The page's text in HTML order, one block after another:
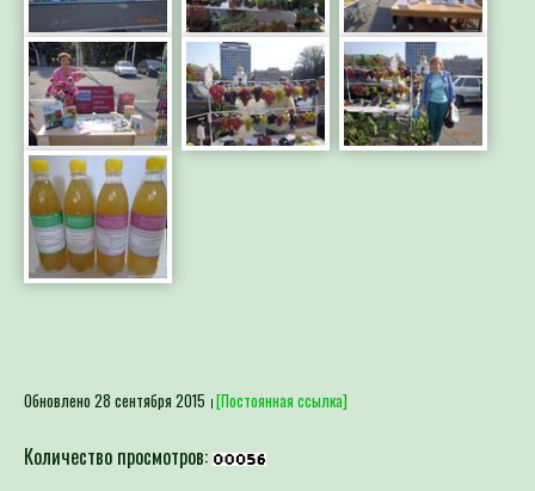
Обновлено 28 сентября 2015 [Постоянная ссылка]
Количество просмотров: